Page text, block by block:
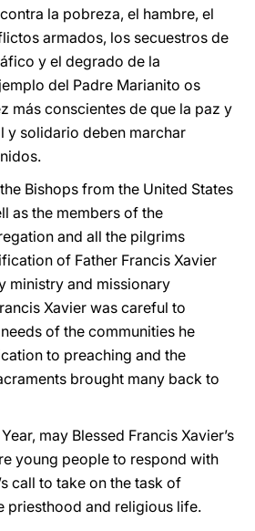
la pobreza, el hambre, el
armados, los secuestros de
y el degrado de la
del Padre Marianito os
más conscientes de que la paz y
y solidario deben marchar
Bishops from the United States
as the members of the
and all the pilgrims
of Father Francis Xavier
ministry and missionary
Xavier was careful to
of the communities he
to preaching and the
brought many back to
may Blessed Francis Xavier’s
young people to respond with
call to take on the task of
priesthood and religious life.